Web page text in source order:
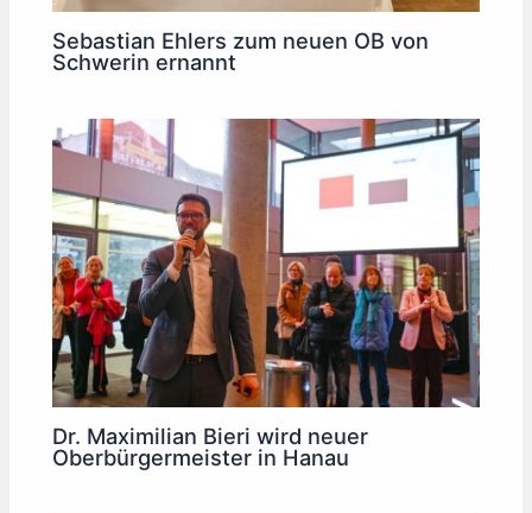
Sebastian Ehlers zum neuen OB von
Schwerin ernannt
Dr. Maximilian Bieri wird neuer
Oberbürgermeister in Hanau